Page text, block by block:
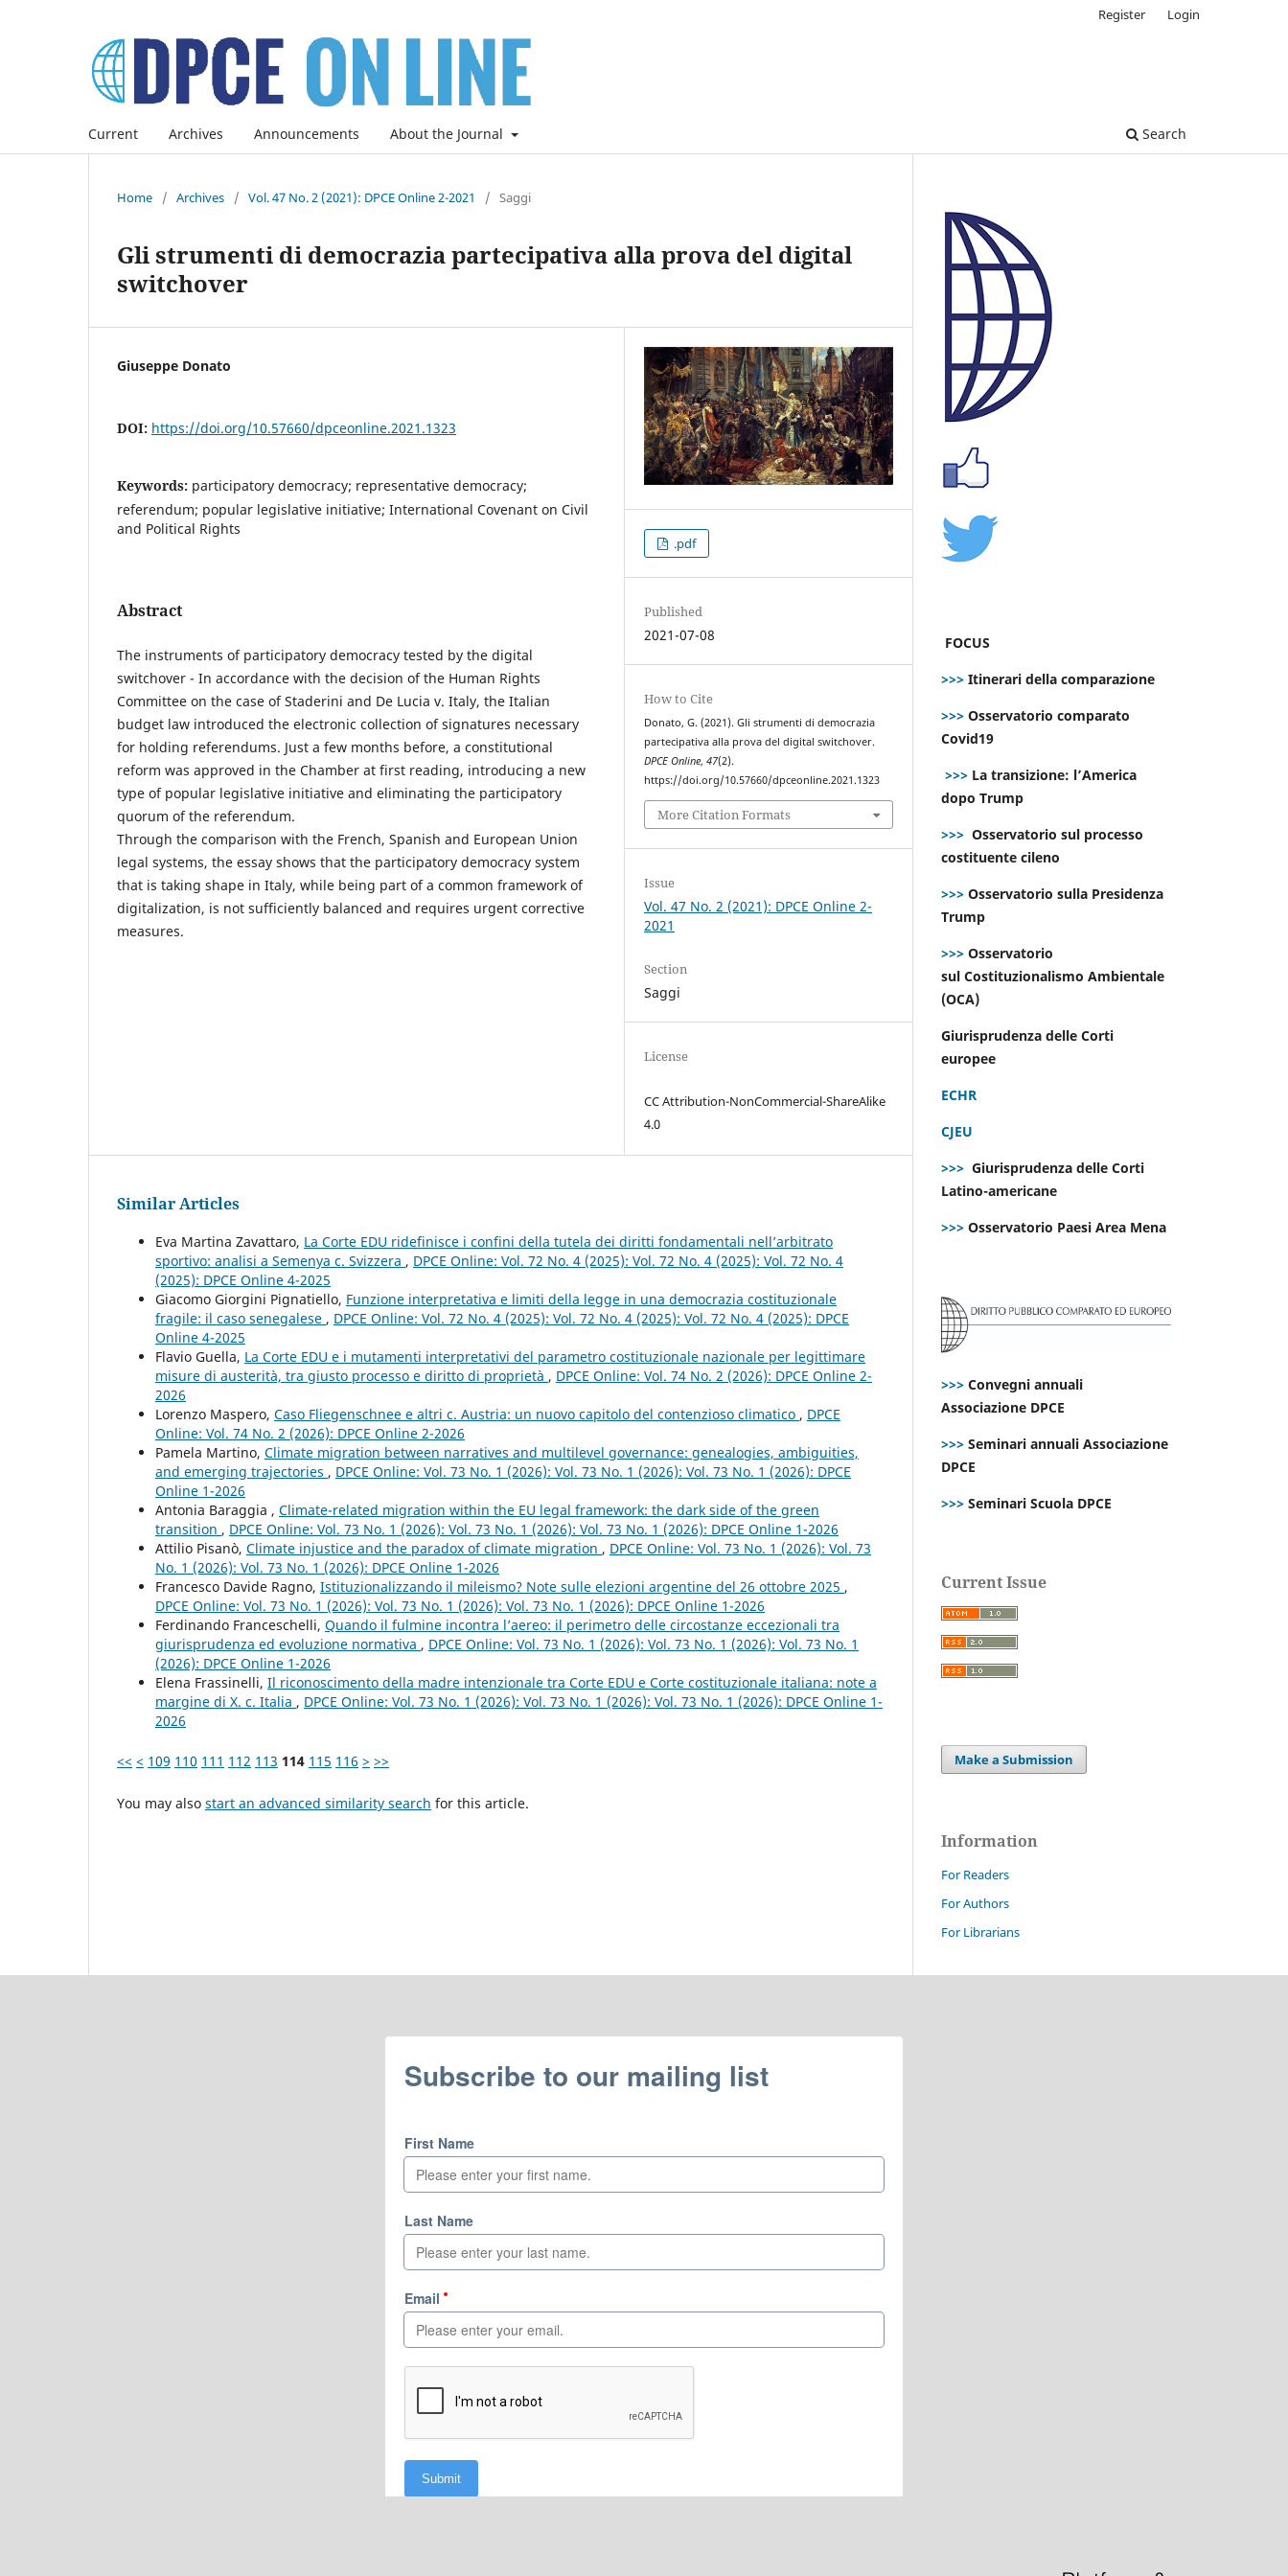
Current Archives Announcements About the Journal Search
Register Login
Home / Archives / Vol. 47 No. 2 (2021): DPCE Online 2-2021 / Saggi
Gli strumenti di democrazia partecipativa alla prova del digital
switchover
Giuseppe Donato
DOI: https://doi.org/10.57660/dpceonline.2021.1323
Keywords: participatory democracy; representative democracy;
referendum; popular legislative initiative; International Covenant on Civil
and Political Rights
Abstract
The instruments of participatory democracy tested by the digital
switchover - In accordance with the decision of the Human Rights
Committee on the case of Staderini and De Lucia v. Italy, the Italian
budget law introduced the electronic collection of signatures necessary
for holding referendums. Just a few months before, a constitutional
reform was approved in the Chamber at first reading, introducing a new
type of popular legislative initiative and eliminating the participatory
quorum of the referendum.
Through the comparison with the French, Spanish and European Union
legal systems, the essay shows that the participatory democracy system
that is taking shape in Italy, while being part of a common framework of
digitalization, is not sufficiently balanced and requires urgent corrective
measures.
.pdf
Published
2021-07-08
How to Cite
Donato, G. (2021). Gli strumenti di democrazia
partecipativa alla prova del digital switchover.
DPCE Online,47(2).
https://doi.org/10.57660/dpceonline.2021.1323
More Citation Formats
Issue
Vol. 47 No. 2 (2021): DPCE Online 2-
2021
Section
Saggi
License
CC Attribution-NonCommercial-ShareAlike
4.0
Similar Articles
Eva Martina Zavattaro, La Corte EDU ridefinisce i confini della tutela dei diritti fondamentali nell’arbitrato
sportivo: analisi a Semenya c. Svizzera , DPCE Online: Vol. 72 No. 4 (2025): Vol. 72 No. 4 (2025): Vol. 72 No. 4
(2025): DPCE Online 4-2025
Giacomo Giorgini Pignatiello, Funzione interpretativa e limiti della legge in una democrazia costituzionale
fragile: il caso senegalese , DPCE Online: Vol. 72 No. 4 (2025): Vol. 72 No. 4 (2025): Vol. 72 No. 4 (2025): DPCE
Online 4-2025
Flavio Guella, La Corte EDU e i mutamenti interpretativi del parametro costituzionale nazionale per legittimare
misure di austerità, tra giusto processo e diritto di proprietà , DPCE Online: Vol. 74 No. 2 (2026): DPCE Online 2-
2026
Lorenzo Maspero, Caso Fliegenschnee e altri c. Austria: un nuovo capitolo del contenzioso climatico , DPCE
Online: Vol. 74 No. 2 (2026): DPCE Online 2-2026
Pamela Martino, Climate migration between narratives and multilevel governance: genealogies, ambiguities,
and emerging trajectories , DPCE Online: Vol. 73 No. 1 (2026): Vol. 73 No. 1 (2026): Vol. 73 No. 1 (2026): DPCE
Online 1-2026
Antonia Baraggia , Climate-related migration within the EU legal framework: the dark side of the green
transition , DPCE Online: Vol. 73 No. 1 (2026): Vol. 73 No. 1 (2026): Vol. 73 No. 1 (2026): DPCE Online 1-2026
Attilio Pisanò, Climate injustice and the paradox of climate migration , DPCE Online: Vol. 73 No. 1 (2026): Vol. 73
No. 1 (2026): Vol. 73 No. 1 (2026): DPCE Online 1-2026
Francesco Davide Ragno, Istituzionalizzando il mileismo? Note sulle elezioni argentine del 26 ottobre 2025 ,
DPCE Online: Vol. 73 No. 1 (2026): Vol. 73 No. 1 (2026): Vol. 73 No. 1 (2026): DPCE Online 1-2026
Ferdinando Franceschelli, Quando il fulmine incontra l’aereo: il perimetro delle circostanze eccezionali tra
giurisprudenza ed evoluzione normativa , DPCE Online: Vol. 73 No. 1 (2026): Vol. 73 No. 1 (2026): Vol. 73 No. 1
(2026): DPCE Online 1-2026
Elena Frassinelli, Il riconoscimento della madre intenzionale tra Corte EDU e Corte costituzionale italiana: note a
margine di X. c. Italia , DPCE Online: Vol. 73 No. 1 (2026): Vol. 73 No. 1 (2026): Vol. 73 No. 1 (2026): DPCE Online 1-
2026
<< < 109 110 111 112 113 114 115 116 > >>
You may also start an advanced similarity search for this article.
FOCUS
>>> Itinerari della comparazione
>>> Osservatorio comparato
Covid19
>>> La transizione: l’America
dopo Trump
>>> Osservatorio sul processo
costituente cileno
>>> Osservatorio sulla Presidenza
Trump
>>> Osservatorio
sul Costituzionalismo Ambientale
(OCA)
Giurisprudenza delle Corti
europee
ECHR
CJEU
>>> Giurisprudenza delle Corti
Latino-americane
>>> Osservatorio Paesi Area Mena
>>> Convegni annuali
Associazione DPCE
>>> Seminari annuali Associazione
DPCE
>>> Seminari Scuola DPCE
Current Issue
Make a Submission
Information
For Readers
For Authors
For Librarians